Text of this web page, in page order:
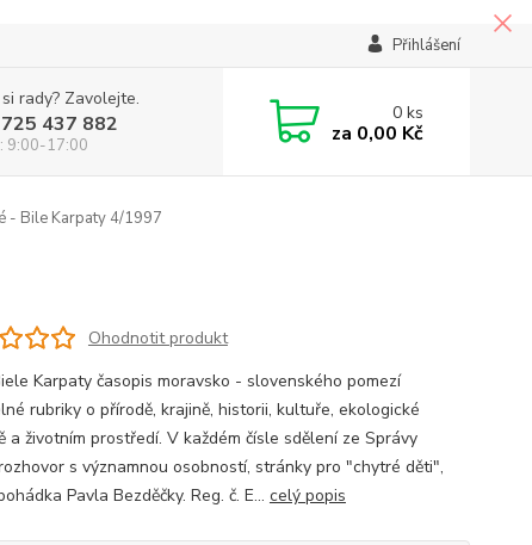
Přihlášení
rady? Zavolejte.
437 882
9:00-17:00
0ks
za 0,00 Kč
- Bile Karpaty 4/1997
Ohodnotit produkt
Karpaty časopis moravsko - slovenského pomezí
rubriky o přírodě, krajině, historii, kultuře, ekologické
a životním prostředí. V každém čísle sdělení ze Správy
s významnou osobností, stránky pro "chytré děti",
Pavla Bezděčky. Reg. č. E... celý popis